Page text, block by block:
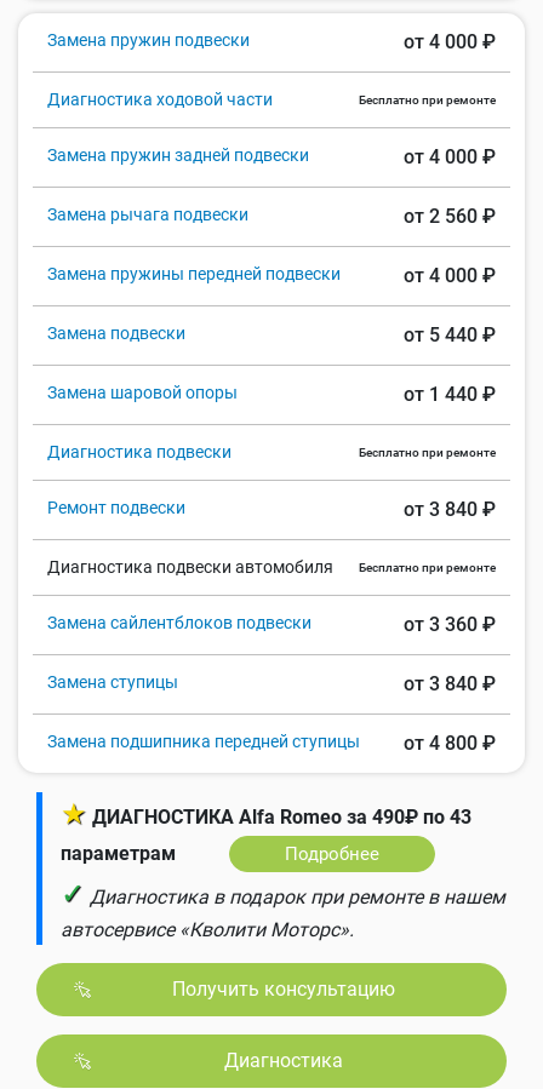
Замена пружин подвески от 4 000 ₽
Диагностика ходовой части Бесплатно при ремонте
Замена пружин задней подвески от 4 000 ₽
Замена рычага подвески от 2 560 ₽
Замена пружины передней подвески от 4 000 ₽
Замена подвески от 5 440 ₽
Замена шаровой опоры от 1 440 ₽
Диагностика подвески Бесплатно при ремонте
Ремонт подвески от 3 840 ₽
Диагностика подвески автомобиля Бесплатно при ремонте
Замена сайлентблоков подвески от 3 360 ₽
Замена ступицы от 3 840 ₽
Замена подшипника передней ступицы от 4 800 ₽
★ ДИАГНОСТИКА Alfa Romeo за 490₽ по 43
параметрам
Подробнее
✓ Диагностика в подарок при ремонте в нашем
автосервисе «Кволити Моторс».
Получить консультацию
Диагностика